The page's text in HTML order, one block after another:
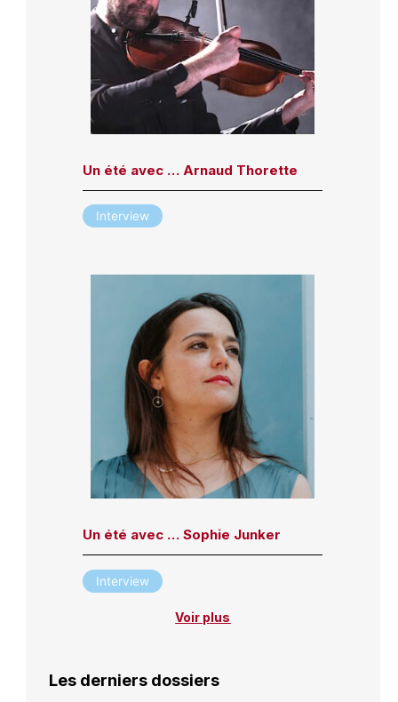
Un été avec … Arnaud Thorette
Interview
Un été avec … Sophie Junker
Interview
Voir plus
Les derniers dossiers